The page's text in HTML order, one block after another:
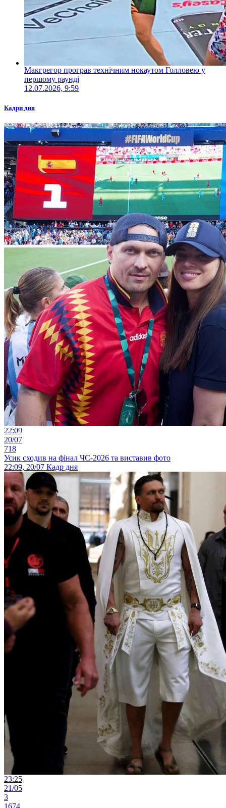
Макгрегор програв технічним нокаутом Голловею у
першому раунді
12.07.2026, 9:59
Кадри дня
22:09
20/07
718
Усик сходив на фінал ЧС-2026 та виставив фото
22:09, 20/07 Кадр дня
23:25
21/05
3